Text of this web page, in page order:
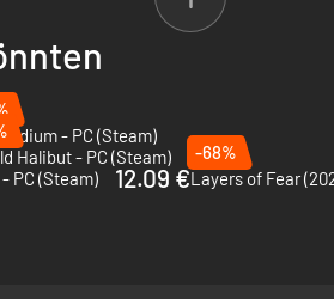
des Verkaufspreises gekauft
- PC (Steam)
Halibut - PC (Steam)
PC (Steam)
12.09 €
-68%
Layers of Fear